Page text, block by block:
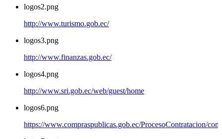
logos2.png
http://www.turismo.gob.ec/
logos3.png
http://www.finanzas.gob.ec/
logos4.png
http://www.sri.gob.ec/web/guest/home
logos6.png
https://www.compraspublicas.gob.ec/ProcesoContratacion/